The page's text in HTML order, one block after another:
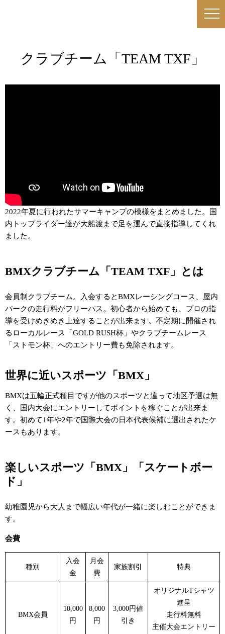
クラブチーム「TEAM TXF」
2022年夏に行われたサマーキャンプの模様をまとめました。国
内トップライダー達が大船渡まで足を運んで直接指導してくれ
ました。
BMXクラブチーム「TEAM TXF」とは
会員制クラブチーム。入会するとBMXレーシングコース、屋内
パークの走行料がフリーパス。初心者から始めても、プロの指
導を受けめきめき上達することが出来ます。不定期に開催され
るローカルレース「GOLD RUSH杯」やクラブチームレース
「ストモン杯」へのエントリー費も免除されます。
世界に近いスポーツ「BMX」
BMXは五輪正式種目ですが他のスポーツと違って地区予選は無
く、国内大会にエントリーしてポイントを稼ぐことが出来ま
す。初めて1年や2年で国際大会の日本代表候補に選出されたケ
ースもあります。
楽しいスポーツ「BMX」「スケートボー
ド」
幼稚園児から大人まで幅広い年代が一緒に楽しむことができま
す。
会費
種別
入会
金
月会
費
家族割引 特典
BMX会員
10,000
円
8,000
円
3,000円値
引き
オリジナルTシャツ
進呈
走行料無料
主催大会エントリー